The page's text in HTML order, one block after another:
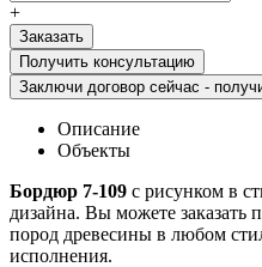
+
Получить консультацию
Заключи договор сейчас -
Описание
Объекты
Бордюр 7-109 с рисунком в
дизайна. Вы можете
пород древесины в любом
исполнения.